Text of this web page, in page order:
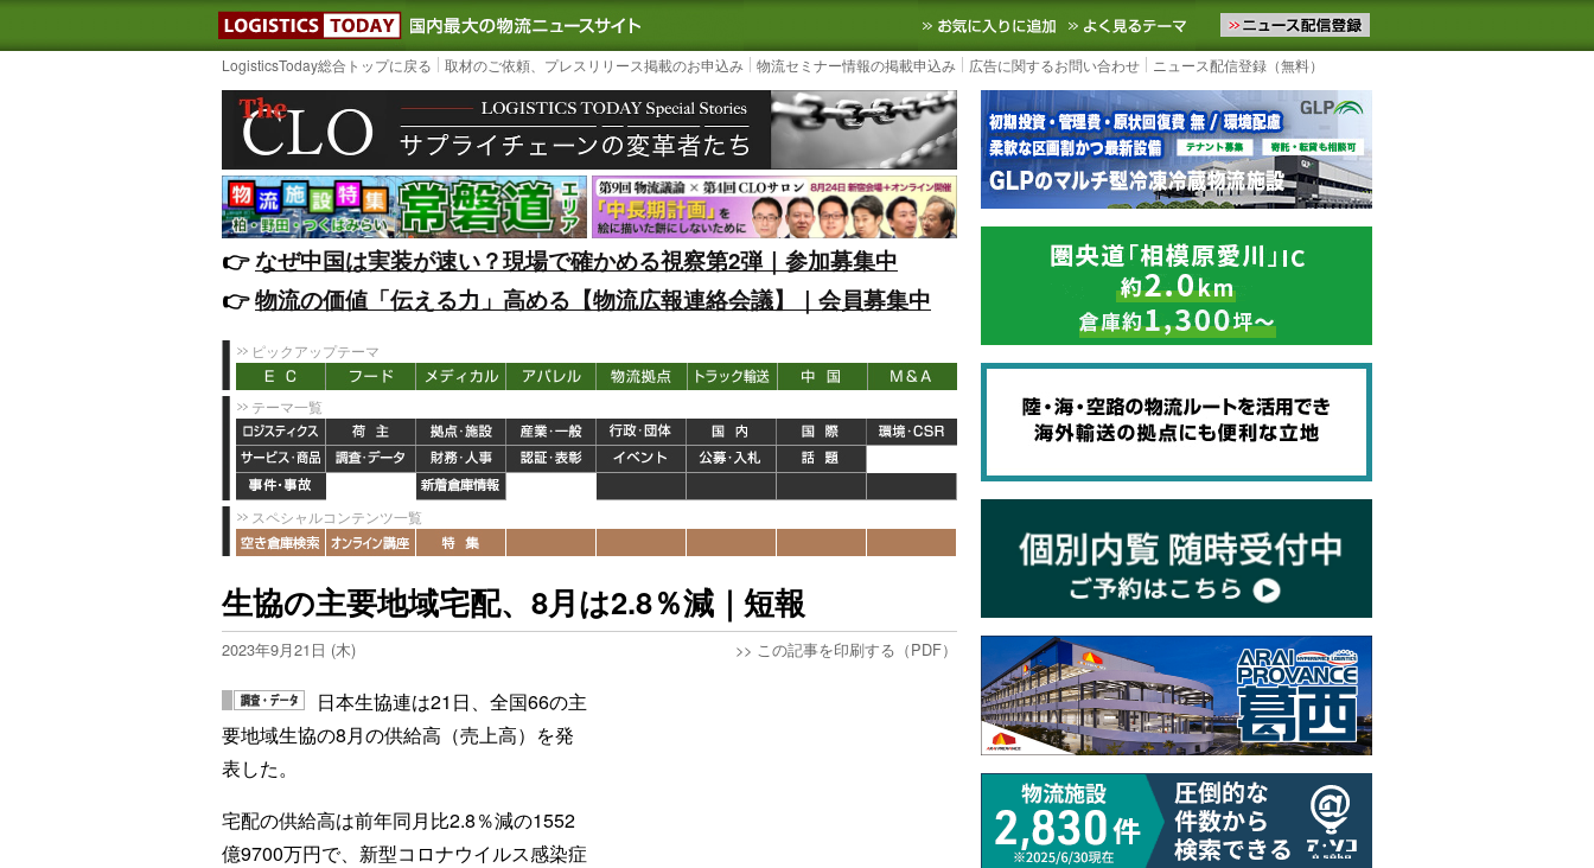
LOGISTICS TODAY｜国内最大の物流ニュースサイト3PL, SCMなど国内外の最新の物流ニュースをお届けします。物流ニュースメール配信を登録す
お気に入りに追加 よく見るテーマ
LogisticsToday総合トップに戻る 取材のご依頼、プレスリリース掲載のお申込み 物流セミナー情報の掲載申込み 広告に関するお問い合わせ ニュース配信登録（無料）
👉️なぜ中国は実装が速い？現場で確かめる視察第2弾｜参加募集中
👉️物流の価値「伝える力」高める【物流広報連絡会議】｜会員募集中
ピックアップテーマ
テーマ一覧
スペシャルコンテンツ一覧
生協の主要地域宅配、8月は2.8％減｜短報
2023年9月21日 (木) >> この記事を印刷する（PDF）
日本生協連は21日、全国66の主
要地域生協の8月の供給高（売上高）を発
表した。
宅配の供給高は前年同月比2.8％減の1552
億9700万円で、新型コロナウイルス感染症